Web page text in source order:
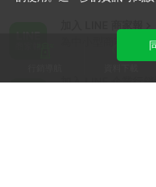
為中小型商家提供
加入 LINE 企業行